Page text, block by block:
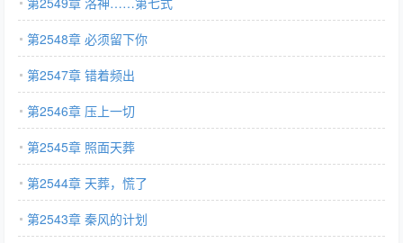
第2548章 必须留下你
第2547章 错着频出
第2546章 压上一切
第2545章 照面天葬
第2544章 天葬，慌了
第2543章 秦风的计划